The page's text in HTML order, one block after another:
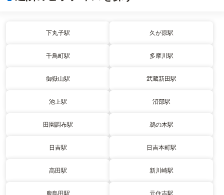
下丸子駅 久が原駅
千鳥町駅 多摩川駅
御嶽山駅 武蔵新田駅
池上駅 沼部駅
田園調布駅 鵜の木駅
日吉駅 日吉本町駅
高田駅 新川崎駅
鹿島田駅 元住吉駅